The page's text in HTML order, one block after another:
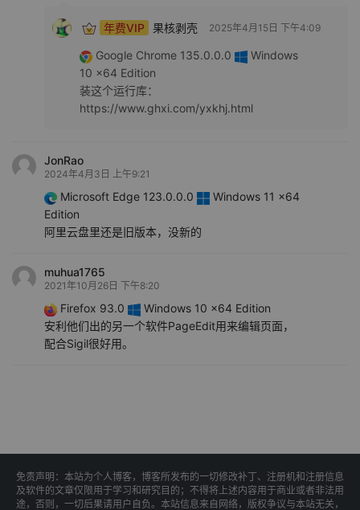
年费VIP 果核剥壳 2025年4月15日 下午4:09
Google Chrome 135.0.0.0
Windows
10 x64 Edition
装这个运行库：
https://www.ghxi.com/yxkhj.html
JonRao
2024年4月3日 上午9:21
Microsoft Edge 123.0.0.0
Windows 11 x64
Edition
阿里云盘里还是旧版本，没新的
muhua1765
2021年10月26日 下午8:20
Firefox 93.0
Windows 10 x64 Edition
安利他们出的另一个软件PageEdit用来编辑页面，
配合Sigil很好用。
免责声明：本站为个人博客，博客所发布的一切修改补丁、注册机和注册信息
及软件的文章仅限用于学习和研究目的；不得将上述内容用于商业或者非法用
途，否则，一切后果请用户自负。本站信息来自网络，版权争议与本站无关，